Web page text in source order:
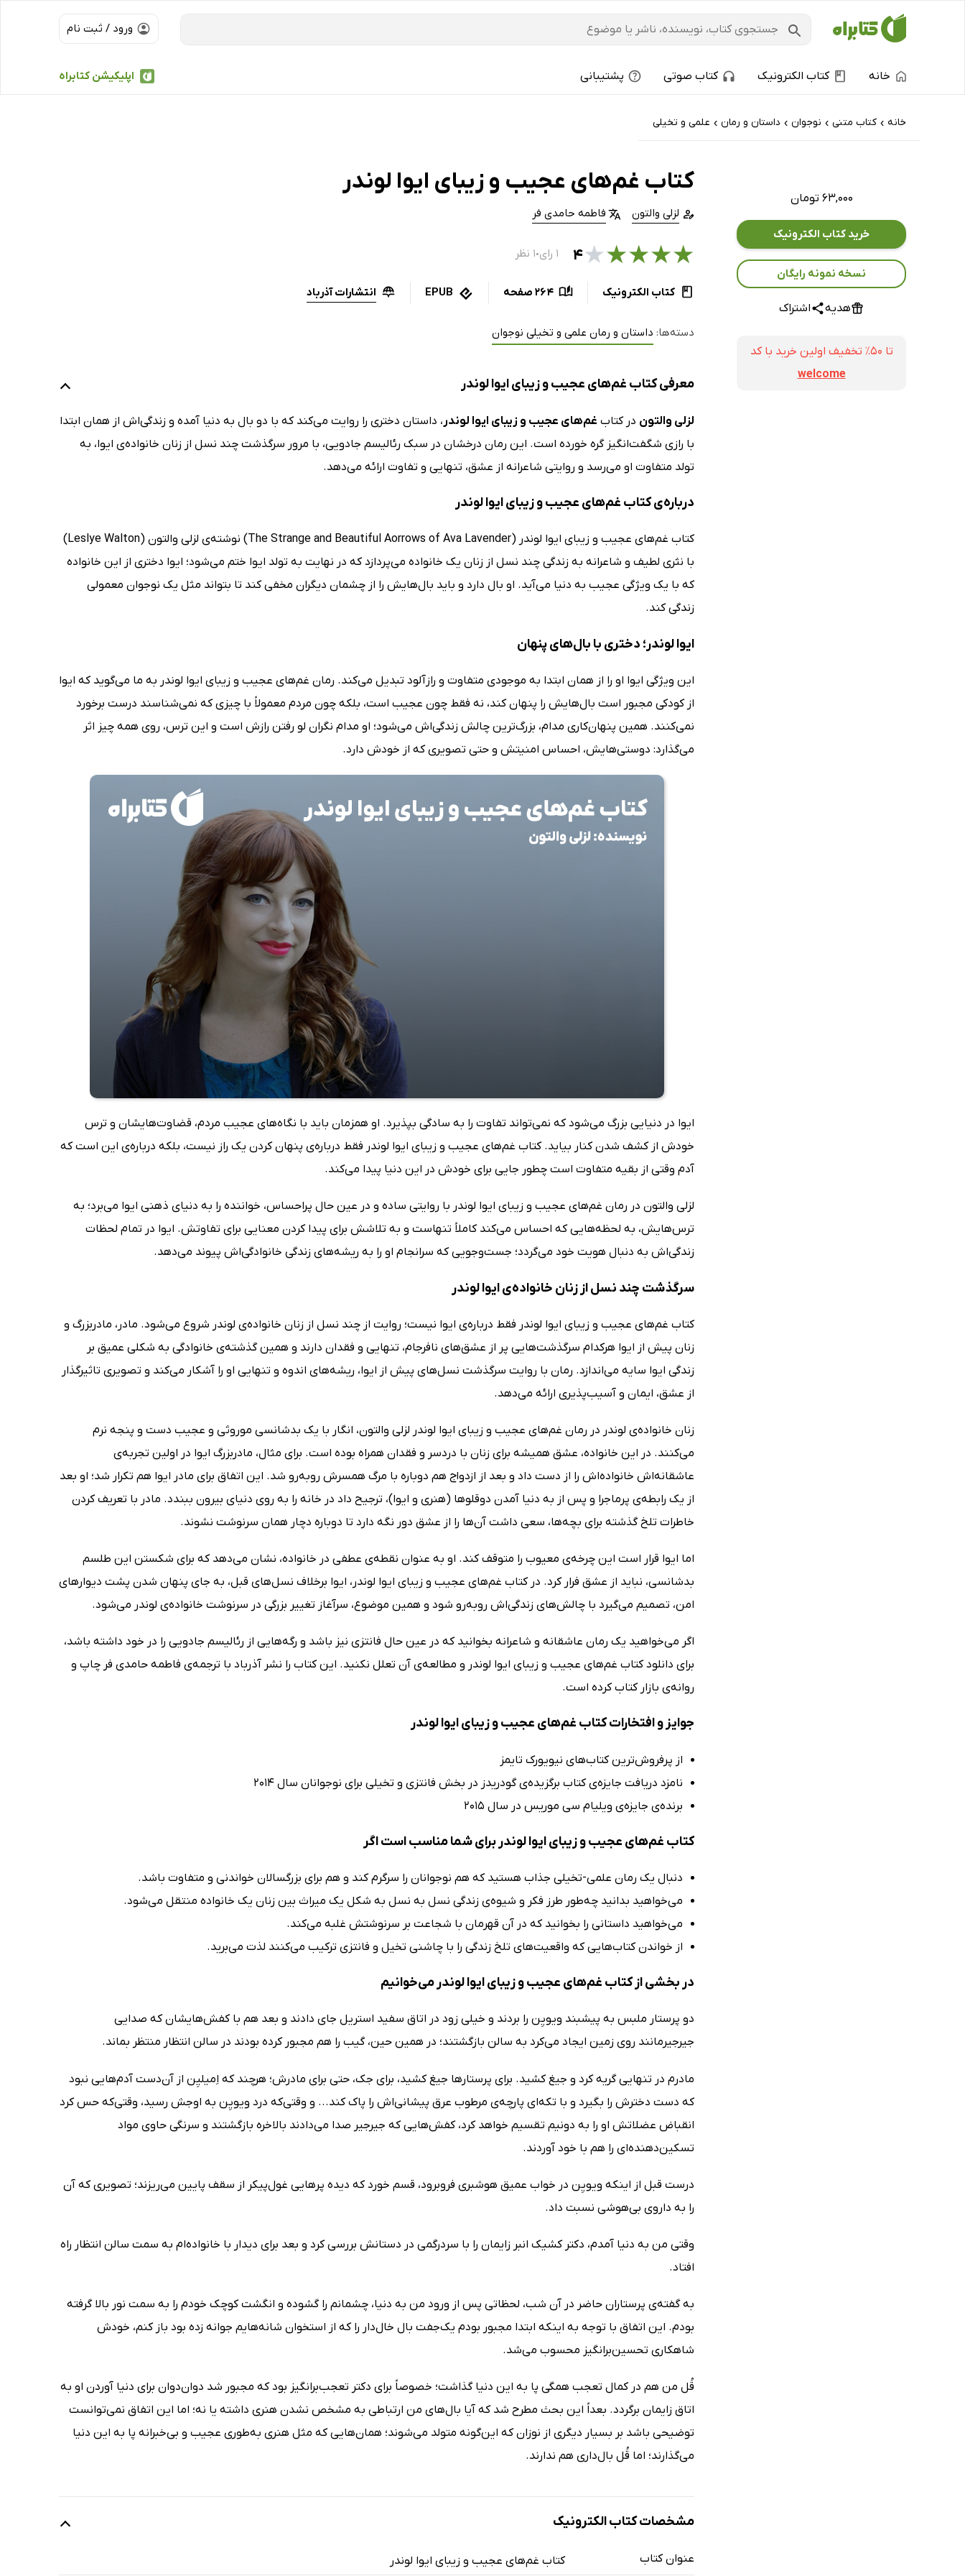
ورود / ثبت نام
اپلیکیشن کتابراه خانه کتاب الکترونیک کتاب صوتی پشتیبانی
خانه › کتاب‌ متنی › نوجوان › داستان و رمان › علمی و تخیلی
۶۳,۰۰۰ تومان
خرید کتاب الکترونیک
نسخه نمونه رایگان
هدیه اشتراک
تا ۵۰٪ تخفیف اولین خرید با کد
welcome
کتاب غم‌های عجیب و زیبای ایوا لوندر
لزلی والتون فاطمه حامدی فر
★
★
★
★
★۴ ۱ رای ● ۱ نظر
کتاب الکترونیک 264 صفحه EPUB انتشارات آذرباد
دسته‌ها: داستان و رمان علمی و تخیلی نوجوان
معرفی کتاب غم‌های عجیب و زیبای ایوا لوندر
لزلی والتون در کتاب غم‌های عجیب و زیبای ایوا لوندر، داستان دختری را روایت می‌کند که با دو بال به دنیا آمده و زندگی‌اش از همان ابتدا
با رازی شگفت‌انگیز گره خورده است. این رمان درخشان در سبک رئالیسم جادویی، با مرور سرگذشت چند نسل از زنان خانواده‌ی ایوا، به
تولد متفاوت او می‌رسد و روایتی شاعرانه از عشق، تنهایی و تفاوت ارائه می‌دهد.
درباره‌ی کتاب غم‌های عجیب و زیبای ایوا لوندر
کتاب غم‌های عجیب و زیبای ایوا لوندر (The Strange and Beautiful Aorrows of Ava Lavender) نوشته‌ی لزلی والتون (Leslye Walton)
با نثری لطیف و شاعرانه به زندگی چند نسل از زنان یک خانواده می‌پردازد که در نهایت به تولد ایوا ختم می‌شود؛ ایوا دختری از این خانواده
که با یک ویژگی عجیب به دنیا می‌آید. او بال دارد و باید بال‌هایش را از چشمان دیگران مخفی کند تا بتواند مثل یک نوجوان معمولی
زندگی کند.
ایوا لوندر؛ دختری با بال‌های پنهان
این ویژگی ایوا او را از همان ابتدا به موجودی متفاوت و رازآلود تبدیل می‌کند. رمان غم‌های عجیب و زیبای ایوا لوندر به ما می‌گوید که ایوا
از کودکی مجبور است بال‌هایش را پنهان کند، نه فقط چون عجیب است، بلکه چون مردم معمولاً با چیزی که نمی‌شناسند درست برخورد
نمی‌کنند. همین پنهان‌کاری مدام، بزرگ‌ترین چالش زندگی‌اش می‌شود؛ او مدام نگران لو رفتن رازش است و این ترس، روی همه چیز اثر
می‌گذارد: دوستی‌هایش، احساس امنیتش و حتی تصویری که از خودش دارد.
ایوا در دنیایی بزرگ می‌شود که نمی‌تواند تفاوت را به سادگی بپذیرد. او همزمان باید با نگاه‌های عجیب مردم، قضاوت‌هایشان و ترس
خودش از کشف شدن کنار بیاید. کتاب غم‌های عجیب و زیبای ایوا لوندر فقط درباره‌ی پنهان کردن یک راز نیست، بلکه درباره‌ی این است که
آدم وقتی از بقیه متفاوت است چطور جایی برای خودش در این دنیا پیدا می‌کند.
لزلی والتون در رمان غم‌های عجیب و زیبای ایوا لوندر با روایتی ساده و در عین حال پراحساس، خواننده را به دنیای ذهنی ایوا می‌برد؛ به
ترس‌هایش، به لحظه‌هایی که احساس می‌کند کاملاً تنهاست و به تلاشش برای پیدا کردن معنایی برای تفاوتش. ایوا در تمام لحظات
زندگی‌اش به دنبال هویت خود می‌گردد؛ جست‌وجویی که سرانجام او را به ریشه‌های زندگی خانوادگی‌اش پیوند می‌دهد.
سرگذشت چند نسل از زنان خانواده‌ی ایوا لوندر
کتاب غم‌های عجیب و زیبای ایوا لوندر فقط درباره‌ی ایوا نیست؛ روایت از چند نسل از زنان خانواده‌ی لوندر شروع می‌شود. مادر، مادربزرگ و
زنان پیش از ایوا هرکدام سرگذشت‌هایی پر از عشق‌های نافرجام، تنهایی و فقدان دارند و همین گذشته‌ی خانوادگی به شکلی عمیق بر
زندگی ایوا سایه می‌اندازد. رمان با روایت سرگذشت نسل‌های پیش از ایوا، ریشه‌های اندوه و تنهایی او را آشکار می‌کند و تصویری تاثیرگذار
از عشق، ایمان و آسیب‌پذیری ارائه می‌دهد.
زنان خانواده‌ی لوندر در رمان غم‌های عجیب و زیبای ایوا لوندر لزلی والتون، انگار با یک بدشانسی موروثی و عجیب دست‌ و پنجه نرم
می‌کنند. در این خانواده، عشق همیشه برای زنان با دردسر و فقدان همراه بوده است. برای مثال، مادربزرگ ایوا در اولین تجربه‌ی
عاشقانه‌اش خانواده‌اش را از دست داد و بعد از ازدواج هم دوباره با مرگ همسرش روبه‌رو شد. این اتفاق برای مادر ایوا هم تکرار شد؛ او بعد
از یک رابطه‌ی پرماجرا و پس از به دنیا آمدن دوقلوها (هنری و ایوا)، ترجیح داد در خانه را به روی دنیای بیرون ببندد. مادر با تعریف کردن
خاطرات تلخ گذشته برای بچه‌ها، سعی داشت آن‌ها را از عشق دور نگه دارد تا دوباره دچار همان سرنوشت نشوند.
اما ایوا قرار است این چرخه‌ی معیوب را متوقف کند. او به عنوان نقطه‌ی عطفی در خانواده، نشان می‌دهد که برای شکستن این طلسم
بدشانسی، نباید از عشق فرار کرد. در کتاب غم‌های عجیب و زیبای ایوا لوندر، ایوا برخلاف نسل‌های قبل، به جای پنهان شدن پشت دیوارهای
امن، تصمیم می‌گیرد با چالش‌های زندگی‌اش روبه‌رو شود و همین موضوع، سرآغاز تغییر بزرگی در سرنوشت خانواده‌ی لوندر می‌شود.
اگر می‌‌خواهید یک رمان عاشقانه و شاعرانه بخوانید که در عین حال فانتزی نیز باشد و رگه‌هایی از رئالیسم جادویی را در خود داشته باشد،
برای دانلود کتاب غم‌های عجیب و زیبای ایوا لوندر و مطالعه‌ی آن تعلل نکنید. این کتاب را نشر آذرباد با ترجمه‌ی فاطمه حامدی فر چاپ و
روانه‌ی بازار کتاب کرده است.
جوایز و افتخارات کتاب غم‌های عجیب و زیبای ایوا لوندر
از پرفروش‌ترین کتاب‌های نیویورک تایمز
نامزد دریافت جایزه‌ی کتاب برگزیده‌ی گودریدز در بخش فانتزی و تخیلی برای نوجوانان سال 2014
برنده‌ی جایزه‌ی ویلیام سی موریس در سال 2015
کتاب غم‌های عجیب و زیبای ایوا لوندر برای شما مناسب است اگر
دنبال یک رمان علمی-تخیلی جذاب هستید که هم نوجوانان را سرگرم کند و هم برای بزرگسالان خواندنی و متفاوت باشد.
می‌خواهید بدانید چه‌طور طرز فکر و شیوه‌ی زندگی نسل به نسل به شکل یک میراث بین زنان یک خانواده منتقل می‌شود.
می‌خواهید داستانی را بخوانید که در آن قهرمان با شجاعت بر سرنوشتش غلبه می‌کند.
از خواندن کتاب‌هایی که واقعیت‌های تلخ زندگی را با چاشنی تخیل و فانتزی ترکیب می‌کنند لذت می‌برید.
در بخشی از کتاب غم‌های عجیب و زیبای ایوا لوندر می‌خوانیم
دو پرستار ملبس به پیشبند ویویِن را بردند و خیلی زود در اتاق سفید استریل جای دادند و بعد هم با کفش‌هایشان که صدایی
جیرجیرمانند روی زمین ایجاد می‌کرد به سالن بازگشتند؛ در همین‌ حین، گیب را هم مجبور کرده بودند در سالن انتظار منتظر بماند.
مادرم در تنهایی گریه کرد و جیغ کشید. برای پرستارها جیغ کشید، برای جک، حتی برای مادرش؛ هرچند که اِمیلیِن از آن‌دست آدم‌هایی نبود
که دست دخترش را بگیرد و با تکه‌ای پارچه‌ی مرطوب عرق پیشانی‌اش را پاک کند... و وقتی‌که درد ویویِن به اوجش رسید، وقتی‌که حس کرد
انقباض عضلاتش او را به دونیم تقسیم خواهد کرد، کفش‌هایی که جیرجیر صدا می‌دادند بالاخره بازگشتند و سرنگی حاوی مواد
تسکین‌دهنده‌ای را هم با خود آوردند.
درست قبل ‌از اینکه ویویِن در خواب عمیق هوشبری فروبرود، قسم خورد که دیده پرهایی غول‌پیکر از سقف پایین می‌ریزند؛ تصویری که آن
را به داروی بی‌هوشی نسبت داد.
وقتی من به دنیا آمدم، دکتر کشیک انبر زایمان را با سردرگمی در دستانش بررسی کرد و بعد برای دیدار با خانواده‌ام به ‌سمت سالن انتظار راه
افتاد.
به گفته‌ی پرستاران حاضر در آن شب، لحظاتی پس از ورود من به دنیا، چشمانم را گشوده و انگشت کوچک خودم را به ‌سمت نور بالا گرفته
بودم. این اتفاق با توجه به ‌اینکه ابتدا مجبور بودم یک‌جفت بال خال‌دار را که از استخوان شانه‌هایم جوانه زده بود باز کنم، خودش
شاهکاری تحسین‌برانگیز محسوب می‌شد.
قُل من هم در کمال تعجب همگی پا به این دنیا گذاشت؛ خصوصاً برای دکتر تعجب‌برانگیز بود که مجبور شد دوان‌دوان برای دنیا آوردن او به
اتاق زایمان برگردد. بعداً این بحث مطرح شد که آیا بال‌های من ارتباطی به مشخص نشدن هنری داشته یا نه؛ اما این اتفاق نمی‌توانست
توضیحی باشد بر بسیار دیگری از نوزان که این‌گونه متولد می‌شوند؛ همان‌هایی که مثل هنری به‌طوری عجیب و بی‌خبرانه پا به این دنیا
می‌گذارند؛ اما قُل بال‌داری هم ندارند.
مشخصات کتاب الکترونیک
عنوان کتاب کتاب غم‌های عجیب و زیبای ایوا لوندر